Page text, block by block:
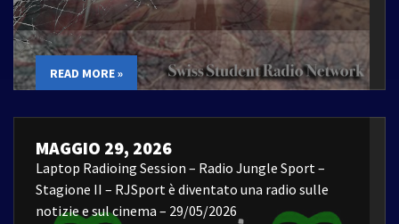
READ MORE »
MAGGIO 29, 2026
Laptop Radioing Session – Radio Jungle Sport –
Stagione II – RJSport è diventato una radio sulle
notizie e sul cinema – 29/05/2026